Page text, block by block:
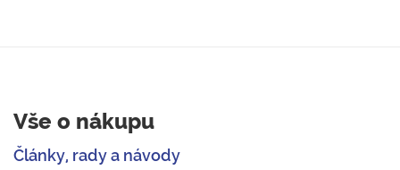
Vše o nákupu
Články, rady a návody